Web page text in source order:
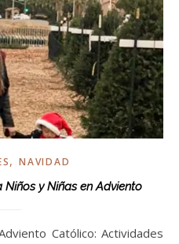
,NAVIDAD
y Niñas en Adviento